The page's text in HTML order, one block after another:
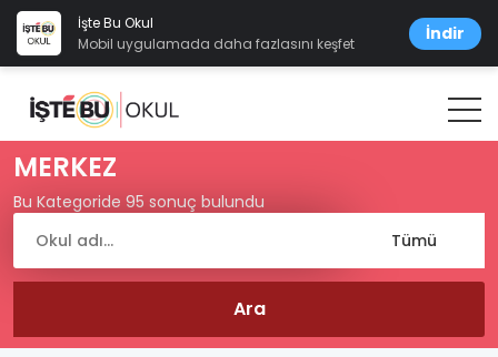
İşte Bu Okul
Mobil uygulamada daha fazlasını keşfet
İndir
MERKEZ
Bu Kategoride 95 sonuç bulundu